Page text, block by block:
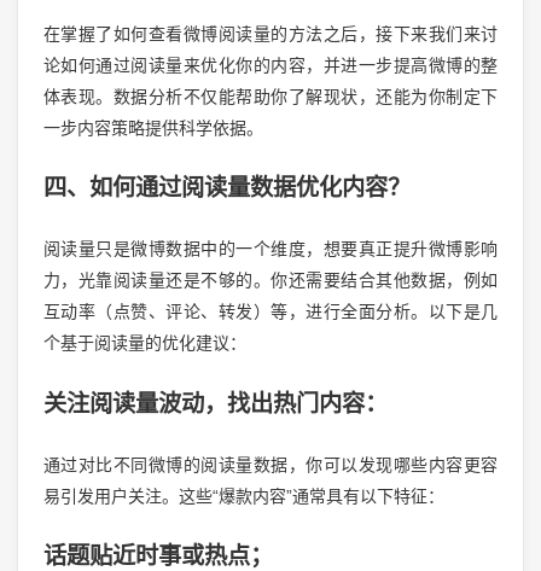
在掌握了如何查看微博阅读量的方法之后，接下来我们来讨
论如何通过阅读量来优化你的内容，并进一步提高微博的整
体表现。数据分析不仅能帮助你了解现状，还能为你制定下
一步内容策略提供科学依据。
四、如何通过阅读量数据优化内容？
阅读量只是微博数据中的一个维度，想要真正提升微博影响
力，光靠阅读量还是不够的。你还需要结合其他数据，例如
互动率（点赞、评论、转发）等，进行全面分析。以下是几
个基于阅读量的优化建议：
关注阅读量波动，找出热门内容：
通过对比不同微博的阅读量数据，你可以发现哪些内容更容
易引发用户关注。这些“爆款内容”通常具有以下特征：
话题贴近时事或热点；